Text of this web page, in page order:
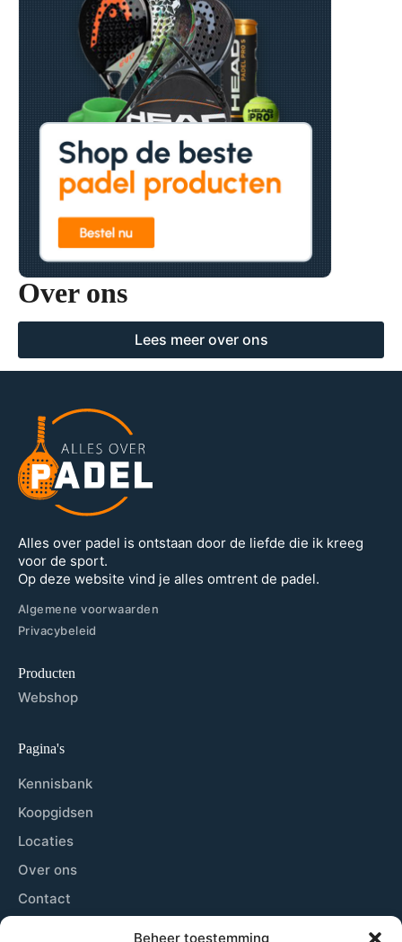
Beheer toestemming
Over ons
Lees meer over ons
Alles over padel is ontstaan door de liefde die ik kreeg
voor de sport.
Op deze website vind je alles omtrent de padel.
Algemene voorwaarden
Privacybeleid
Producten
Webshop
Pagina's
Kennisbank
Koopgidsen
Locaties
Over ons
Contact